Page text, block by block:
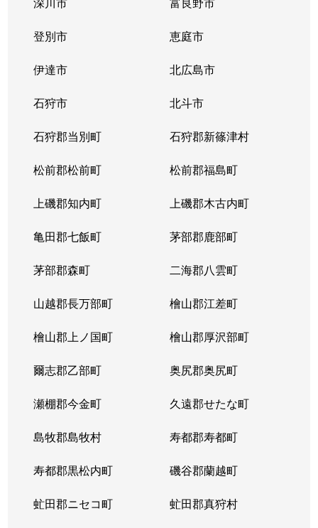
登別市 恵庭市
伊達市 北広島市
石狩市 北斗市
石狩郡当別町 石狩郡新篠津村
松前郡松前町 松前郡福島町
上磯郡知内町 上磯郡木古内町
亀田郡七飯町 茅部郡鹿部町
茅部郡森町 二海郡八雲町
山越郡長万部町 檜山郡江差町
檜山郡上ノ国町 檜山郡厚沢部町
爾志郡乙部町 奥尻郡奥尻町
瀬棚郡今金町 久遠郡せたな町
島牧郡島牧村 寿都郡寿都町
寿都郡黒松内町 磯谷郡蘭越町
虻田郡ニセコ町 虻田郡真狩村